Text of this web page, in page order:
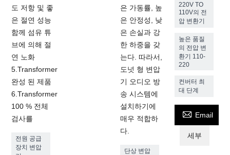
도 저항 및 좋
은 절연 성능
함께 섬유 튜
브에 의해 절
연 노화
5.Transformer
완성 된 제품
6.Transformer
100 % 전체
검사를
전원 공급
장치 변압
은 가동률, 높
은 안정성, 낮
은 손실과 강
한 하중을 갖
는다. 따라서,
도넛 형 변압
기 오디오 방
송 시스템에
설치하기에
매우 적합하
다.
단상 변압
220V TO
110V의 전
압 변환기
높은 품질
의 전압 변
환기 110-
220
컨버터 최
대 단계
 Email
세부